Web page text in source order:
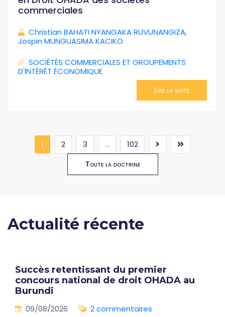
commerciales
Christian BAHATI NYANGAKA RUVUNANGIZA,
Jospin MUNGUASIMA KACIKO
SOCIÉTÉS COMMERCIALES ET GROUPEMENTS
D'INTÉRÊT ÉCONOMIQUE
Lire la suite
1 (current)
2 3 ... 102
Toute la doctrine
Actualité récente
Succès retentissant du premier
concours national de droit OHADA au
Burundi
09/08/2026
2 commentaires